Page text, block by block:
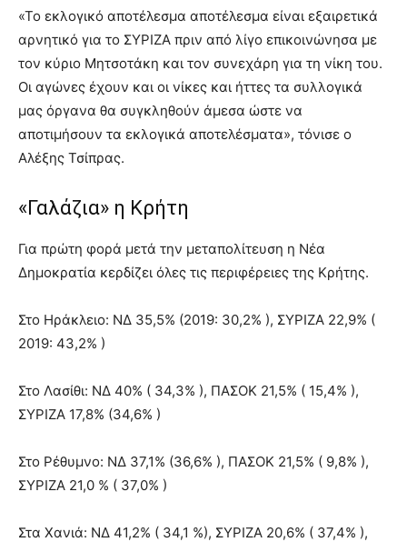
«Το εκλογικό αποτέλεσμα αποτέλεσμα είναι εξαιρετικά
αρνητικό για το ΣΥΡΙΖΑ πριν από λίγο επικοινώνησα με
τον κύριο Μητσοτάκη και τον συνεχάρη για τη νίκη του.
Οι αγώνες έχουν και οι νίκες και ήττες τα συλλογικά
μας όργανα θα συγκληθούν άμεσα ώστε να
αποτιμήσουν τα εκλογικά αποτελέσματα», τόνισε ο
Αλέξης Τσίπρας.
«Γαλάζια» η Κρήτη
Για πρώτη φορά μετά την μεταπολίτευση η Νέα
Δημοκρατία κερδίζει όλες τις περιφέρειες της Κρήτης.
Στο Ηράκλειο: ΝΔ 35,5% (2019: 30,2% ), ΣΥΡΙΖΑ 22,9% (
2019: 43,2% )
Στο Λασίθι: ΝΔ 40% ( 34,3% ), ΠΑΣΟΚ 21,5% ( 15,4% ),
ΣΥΡΙΖΑ 17,8% (34,6% )
Στο Ρέθυμνο: ΝΔ 37,1% (36,6% ), ΠΑΣΟΚ 21,5% ( 9,8% ),
ΣΥΡΙΖΑ 21,0 % ( 37,0% )
Στα Χανιά: ΝΔ 41,2% ( 34,1 %), ΣΥΡΙΖΑ 20,6% ( 37,4% ),